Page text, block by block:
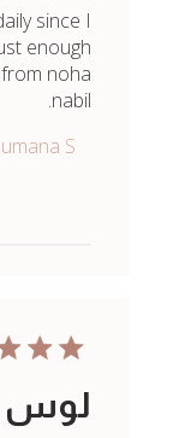
since I
enough
noha
nabil.
S.
لوس